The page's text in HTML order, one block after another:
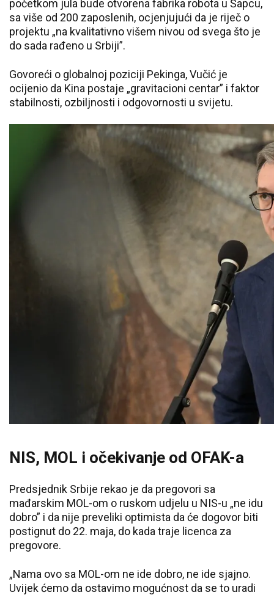
početkom jula bude otvorena fabrika robota u Šapcu,
sa više od 200 zaposlenih, ocjenjujući da je riječ o
projektu „na kvalitativno višem nivou od svega što je
do sada rađeno u Srbiji”.
Govoreći o globalnoj poziciji Pekinga, Vučić je
ocijenio da Kina postaje „gravitacioni centar” i faktor
stabilnosti, ozbiljnosti i odgovornosti u svijetu.
NIS, MOL i očekivanje od OFAK-a
Predsjednik Srbije rekao je da pregovori sa
mađarskim MOL-om o ruskom udjelu u NIS-u „ne idu
dobro” i da nije preveliki optimista da će dogovor biti
postignut do 22. maja, do kada traje licenca za
pregovore.
„Nama ovo sa MOL-om ne ide dobro, ne ide sjajno.
Uvijek ćemo da ostavimo mogućnost da se to uradi